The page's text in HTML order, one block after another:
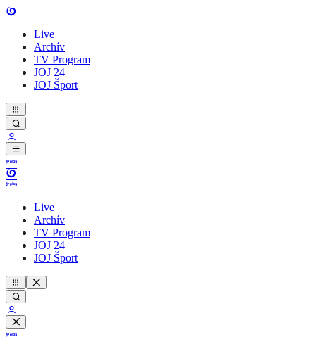
Live
Archív
TV Program
JOJ 24
JOJ Šport
Live
Archív
TV Program
JOJ 24
JOJ Šport